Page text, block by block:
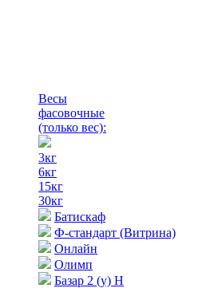
Весы
фасовочные
(только вес):
3кг
6кг
15кг
30кг
Батискаф
Ф-стандарт (Витрина)
Онлайн
Олимп
Базар 2 (у) Н